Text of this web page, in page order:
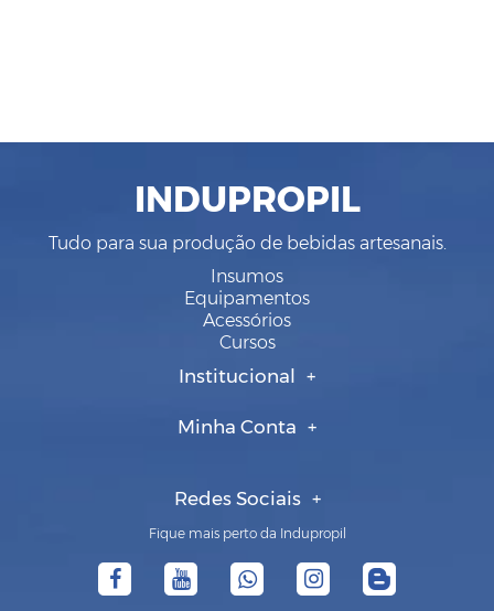
INDUPROPIL
Tudo para sua produção de bebidas artesanais.
Insumos
Equipamentos
Acessórios
Cursos
Institucional
Minha Conta
Redes Sociais
Fique mais perto da Indupropil